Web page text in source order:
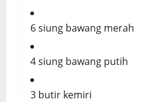
6 siung bawang merah
4 siung bawang putih
3 butir kemiri